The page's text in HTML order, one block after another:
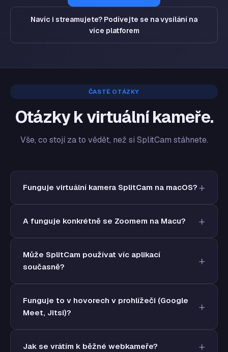
Navíc i streamujete? Podívejte se na vysílání na
více platforem
ČASTÉ OTÁZKY
Otázky k virtuální kameře.
Vše, co stojí za to vědět, než si SplitCam stáhnete.
Funguje virtuální kamera SplitCam na macOS?
A funguje konkrétně se Zoomem na Macu?
Může SplitCam používat víc aplikací
současně?
Funguje to v hovorech v prohlížeči (Google
Meet, Jitsi)?
Jak se vrátím k běžné webkameře?